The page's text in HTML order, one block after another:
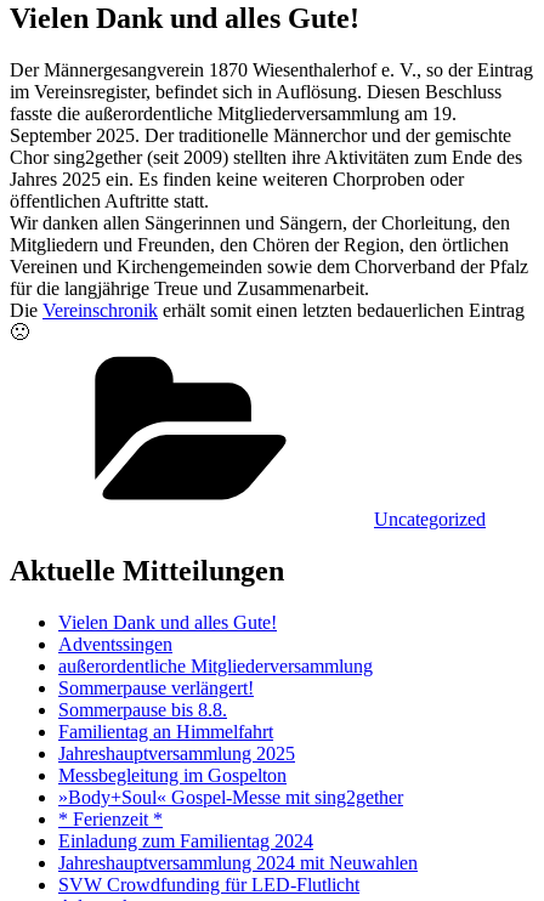
Vielen Dank und alles Gute!
Der Männergesangverein 1870 Wiesenthalerhof e. V., so der Eintrag
im Vereinsregister, befindet sich in Auflösung. Diesen Beschluss
fasste die außerordentliche Mitgliederversammlung am 19.
September 2025. Der traditionelle Männerchor und der gemischte
Chor sing2gether (seit 2009) stellten ihre Aktivitäten zum Ende des
Jahres 2025 ein. Es finden keine weiteren Chorproben oder
öffentlichen Auftritte statt.
Wir danken allen Sängerinnen und Sängern, der Chorleitung, den
Mitgliedern und Freunden, den Chören der Region, den örtlichen
Vereinen und Kirchengemeinden sowie dem Chorverband der Pfalz
für die langjährige Treue und Zusammenarbeit.
Die Vereinschronik erhält somit einen letzten bedauerlichen Eintrag
🙁
Uncategorized
Aktuelle Mitteilungen
Vielen Dank und alles Gute!
Adventssingen
außerordentliche Mitgliederversammlung
Sommerpause verlängert!
Sommerpause bis 8.8.
Familientag an Himmelfahrt
Jahreshauptversammlung 2025
Messbegleitung im Gospelton
»Body+Soul« Gospel-Messe mit sing2gether
* Ferienzeit *
Einladung zum Familientag 2024
Jahreshauptversammlung 2024 mit Neuwahlen
SVW Crowdfunding für LED-Flutlicht